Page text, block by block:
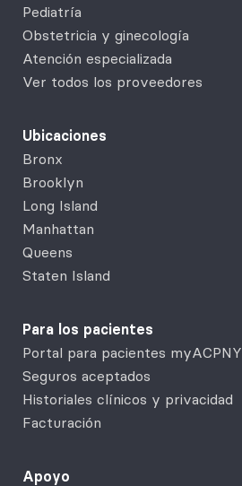
Pediatría
Obstetricia y ginecología
Atención especializada
Ver todos los proveedores
Ubicaciones
Bronx
Brooklyn
Long Island
Manhattan
Queens
Staten Island
Para los pacientes
Portal para pacientes myACPNY
Seguros aceptados
Historiales clínicos y privacidad
Facturación
Apoyo